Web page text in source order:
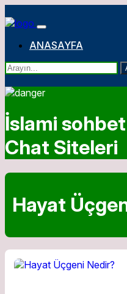
ANASAYFA
İslami
Chat Siteleri
Hayat